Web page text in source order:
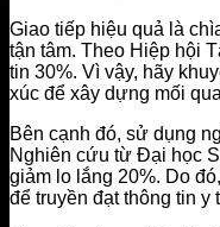
Giao tiếp hiệu quả là
tận tâm. Theo Hiệp hội
tin 30%. Vì vậy, hãy
xúc để xây dựng mối
Bên cạnh đó, sử dụng
Nghiên cứu từ Đại học
giảm lo lắng 20%. Do
để truyền đạt thông tin y